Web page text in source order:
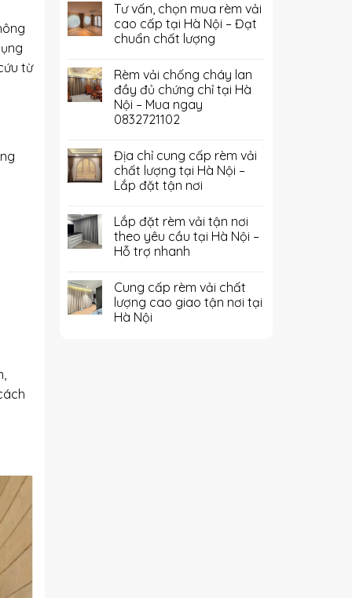
từ
Tư vấn, chọn mua rèm vải
cao cấp tại Hà Nội – Đạt
chuẩn chất lượng
Rèm vải chống cháy lan
đầy đủ chứng chỉ tại Hà
Nội – Mua ngay
0832721102
Địa chỉ cung cấp rèm vải
chất lượng tại Hà Nội –
Lắp đặt tận nơi
Lắp đặt rèm vải tận nơi
theo yêu cầu tại Hà Nội –
Hỗ trợ nhanh
Cung cấp rèm vải chất
lượng cao giao tận nơi tại
Hà Nội